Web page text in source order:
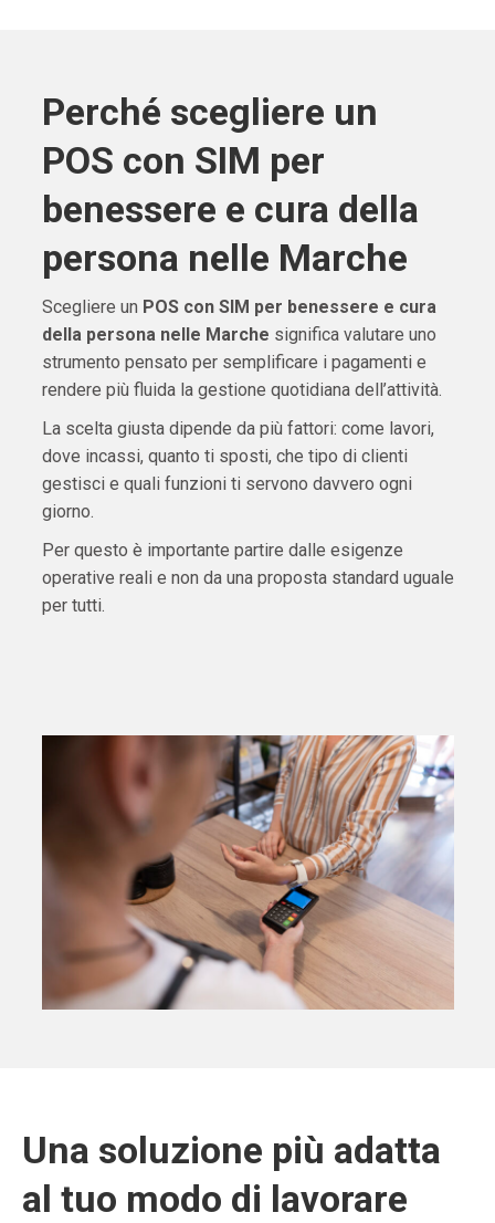
Perché scegliere un
POS con SIM per
benessere e cura della
persona nelle Marche
Scegliere un POS con SIM per benessere e cura
della persona nelle Marche significa valutare uno
strumento pensato per semplificare i pagamenti e
rendere più fluida la gestione quotidiana dell’attività.
La scelta giusta dipende da più fattori: come lavori,
dove incassi, quanto ti sposti, che tipo di clienti
gestisci e quali funzioni ti servono davvero ogni
giorno.
Per questo è importante partire dalle esigenze
operative reali e non da una proposta standard uguale
per tutti.
Una soluzione più adatta
al tuo modo di lavorare